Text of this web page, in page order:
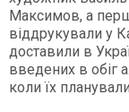
Максимов, а
віддрукували у
доставили в
введених в обіг
коли їх